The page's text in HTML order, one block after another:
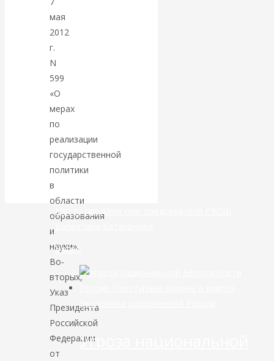
Катасонов
считает, что
кризис в
банковской
сфере России
уже начался
мая
2012
г.
N
599
«О
мерах
по
реализации
государственной
политики
в
области
образования
и
науки».
Во-
вторых,
Указ
Президента
Российской
Федерации
от
Место продажи книг председателя РЭОШ
Видео
Угроза национальной